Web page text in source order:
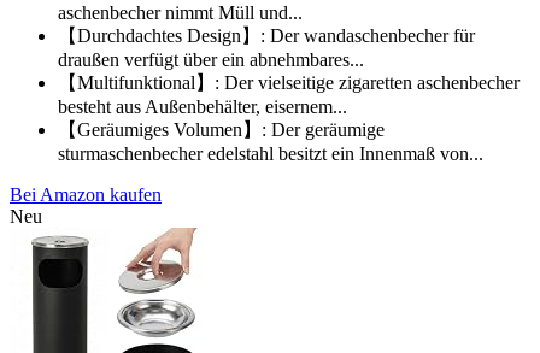
aschenbecher nimmt Müll und...
【Durchdachtes Design】: Der wandaschenbecher für
draußen verfügt über ein abnehmbares...
【Multifunktional】: Der vielseitige zigaretten aschenbecher
besteht aus Außenbehälter, eisernem...
【Geräumiges Volumen】: Der geräumige
sturmaschenbecher edelstahl besitzt ein Innenmaß von...
Bei Amazon kaufen
Neu